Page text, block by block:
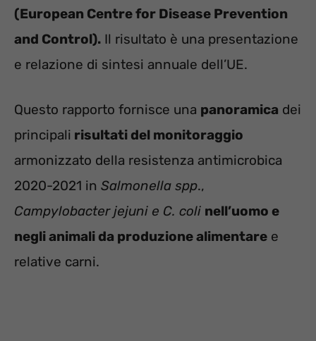
(European Centre for Disease Prevention
and Control). Il risultato è una presentazione
e relazione di sintesi annuale dell’UE.
Questo rapporto fornisce una panoramica dei
principali risultati del monitoraggio
armonizzato della resistenza antimicrobica
2020-2021 in Salmonella spp.,
Campylobacter jejuni e C. coli nell’uomo e
negli animali da produzione alimentare e
relative carni.